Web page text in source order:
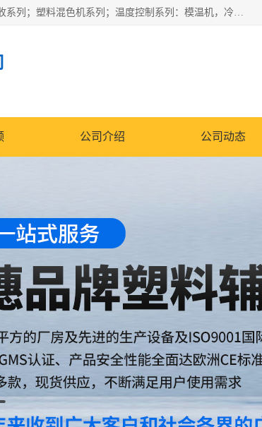
佛山文穗智能装备有限公司专业生产：机械手自动化系列；塑料粉碎机回收系列；塑料混色机系列；温度控制系列：模温机，冷水机；供料输送系列：中央供料系统，欧化/独立式吸料机，分体式吸料机；整机保修一年，易损件除外。
公司介绍 公司动态